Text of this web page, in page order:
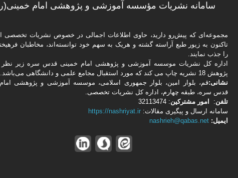
سامانه نشریات مؤسسه آموزشی و پژوهشی امام
مجموعه‌ای که پیش‌رو دارید،‌ حاوی اطلاعات اجمالی در خصوص نشریات
تاکنون به زیور طبع آراسته گشته و هریک به سهم خود توانسته‌اند، مخاطبان
را جذب نمایند.
اداره كل نشریات موسسه آموزشی و پژوهشی امام خمینی قدس سره زیر نظر
پژوهش 18 نشریه چاپ می کند که مورد استقبال مجامع علمی و دانشگاهی می‌باشد.
نشانی:قم، بلوار امین، بلوار جمهوری اسلامی، موسسه آموزشی و پژوهشی
قدس سره، طبقه چهارم، اداره كل نشریات تخصصی.
تلفن: امور مشتركین: 32113474
سامانه ارسال و پیگیری مقالات:https://nashriyat.ir
ایمیل:nashrieh@qabas.net